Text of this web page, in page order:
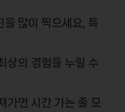
을 많이 찍으세요, 특
상의 경험을 누릴 수
가면 시간 가는 줄 모